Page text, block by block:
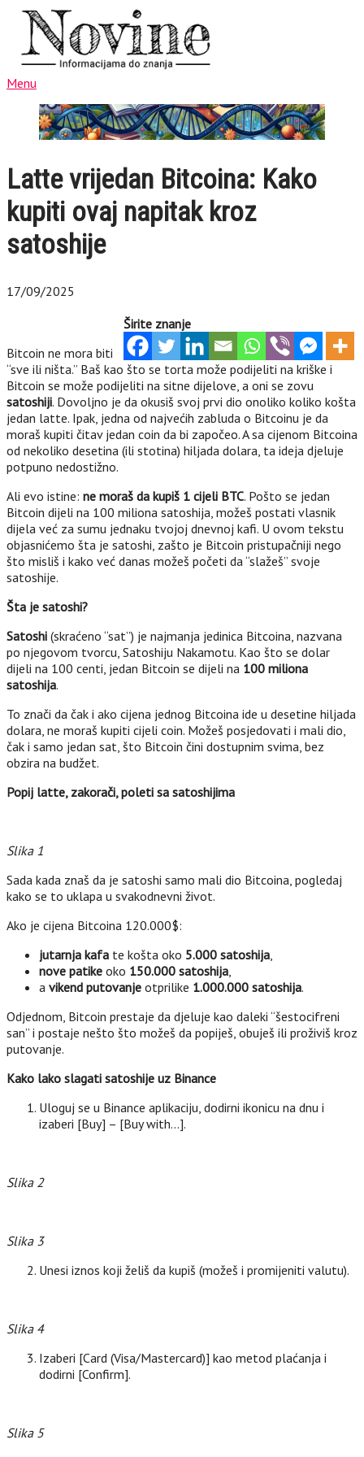
Menu
Latte vrijedan Bitcoina: Kako
kupiti ovaj napitak kroz
satoshije
17/09/2025
Širite znanje
Bitcoin ne mora biti
“sve ili ništa.” Baš kao što se torta može podijeliti na kriške i
Bitcoin se može podijeliti na sitne dijelove, a oni se zovu
satoshiji. Dovoljno je da okusiš svoj prvi dio onoliko koliko košta
jedan latte. Ipak, jedna od najvećih zabluda o Bitcoinu je da
moraš kupiti čitav jedan coin da bi započeo. A sa cijenom Bitcoina
od nekoliko desetina (ili stotina) hiljada dolara, ta ideja djeluje
potpuno nedostižno.
Ali evo istine: ne moraš da kupiš 1 cijeli BTC. Pošto se jedan
Bitcoin dijeli na 100 miliona satoshija, možeš postati vlasnik
dijela već za sumu jednaku tvojoj dnevnoj kafi. U ovom tekstu
objasnićemo šta je satoshi, zašto je Bitcoin pristupačniji nego
što misliš i kako već danas možeš početi da “slažeš” svoje
satoshije.
Šta je satoshi?
Satoshi (skraćeno “sat”) je najmanja jedinica Bitcoina, nazvana
po njegovom tvorcu, Satoshiju Nakamotu. Kao što se dolar
dijeli na 100 centi, jedan Bitcoin se dijeli na 100 miliona
satoshija.
To znači da čak i ako cijena jednog Bitcoina ide u desetine hiljada
dolara, ne moraš kupiti cijeli coin. Možeš posjedovati i mali dio,
čak i samo jedan sat, što Bitcoin čini dostupnim svima, bez
obzira na budžet.
Popij latte, zakorači, poleti sa satoshijima
Slika 1
Sada kada znaš da je satoshi samo mali dio Bitcoina, pogledaj
kako se to uklapa u svakodnevni život.
Ako je cijena Bitcoina 120.000$:
jutarnja kafa te košta oko 5.000 satoshija
nove patike oko 150.000 satoshija
a vikend putovanje otprilike 1.000.000 satoshija.
Odjednom, Bitcoin prestaje da djeluje kao daleki “šestocifreni
san” i postaje nešto što možeš da popiješ, obuješ ili proživiš kroz
putovanje.
Kako lako slagati satoshije uz Binance
Uloguj se u Binance aplikaciju, dodirni ikonicu na dnu i
izaberi [Buy] – [Buy with…].
Slika 2
Slika 3
Unesi iznos koji želiš da kupiš (možeš i promijeniti valutu).
Slika 4
Izaberi [Card (Visa/Mastercard)] kao metod plaćanja i
dodirni [Confirm].
Slika 5